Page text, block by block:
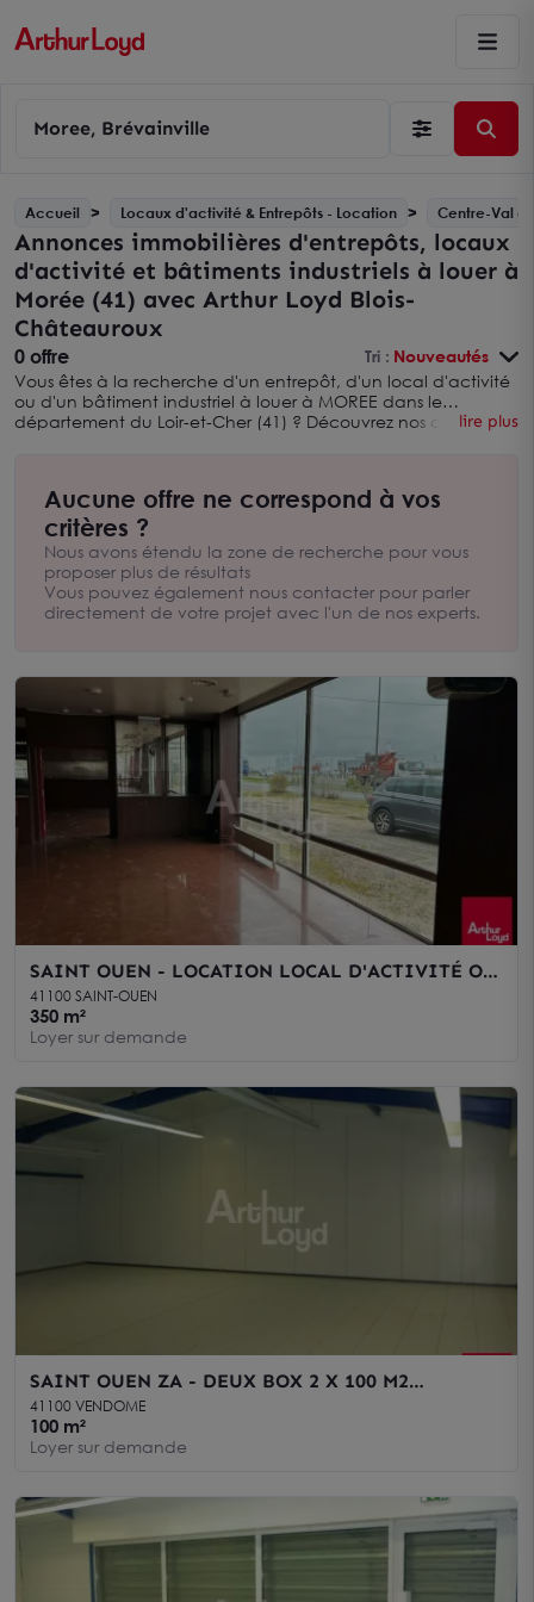
Moree, Brévainville
Accueil Locaux d'activité & Entrepôts - Location Centre-Val
Annonces immobilières d'entrepôts, locaux
d'activité et bâtiments industriels à louer à
Morée (41) avec Arthur Loyd Blois-
Châteauroux
0 offre Tri : Nouveautés
Vous êtes à la recherche d'un entrepôt, d'un local d'activité
ou d'un bâtiment industriel à louer à MOREE dans le
département du Loir-et-Cher (41) ? Découvrez nos offres
immobilières d'entrepôts, usines et locaux d'activité à louer
dans le LOIR-ET-CHER avec Arthur Loyd Blois-Châteauroux
Nous sommes une agence immobilière spécialisée dans
l’immobilier pour les entreprises et les professionnels Nous
sommes à votre écoute au 02.54.74.08.88 pour vous aider
dans votre recherche.
lire plus
Aucune offre ne correspond à vos
critères ?
Nous avons étendu la zone de recherche pour vous
proposer plus de résultats
Vous pouvez également nous contacter pour parler
directement de votre projet avec l'un de nos experts.
SAINT OUEN - LOCATION LOCAL D'ACTIVITÉ OU
COMMERCIAL DE 350 M² - EXCELLENTE
VISIBILITÉ
41100 SAINT-OUEN
350 m²
Loyer sur demande
SAINT OUEN ZA - DEUX BOX 2 X 100 M2
STOCKAGE A LOUER - PROCHE VENDOME
41100 VENDOME
100 m²
Loyer sur demande